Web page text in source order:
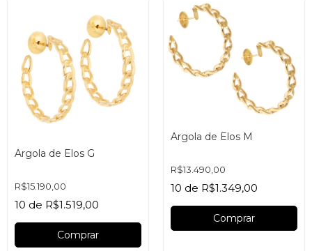
Argola de Elos G
R$15.190,00
10 de R$1.519,00
Comprar
Argola de Elos M
R$13.490,00
10 de R$1.349,00
Comprar